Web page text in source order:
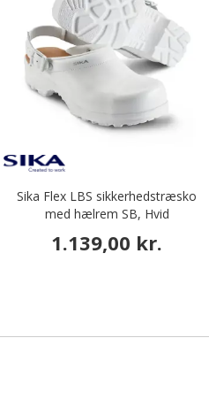
Sika Flex LBS sikkerhedstræsko
med hælrem SB, Hvid
1.139,00 kr.